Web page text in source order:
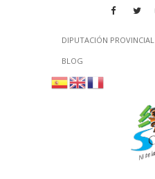
DIPUTACIÓN PROVINCIAL
BLOG